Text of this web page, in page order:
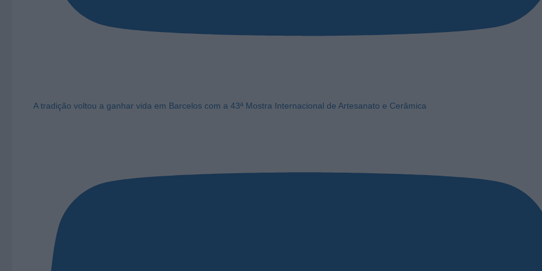
A tradição voltou a ganhar vida em Barcelos com a 43ª Mostra Internacional de Artesanato e Cerâmica